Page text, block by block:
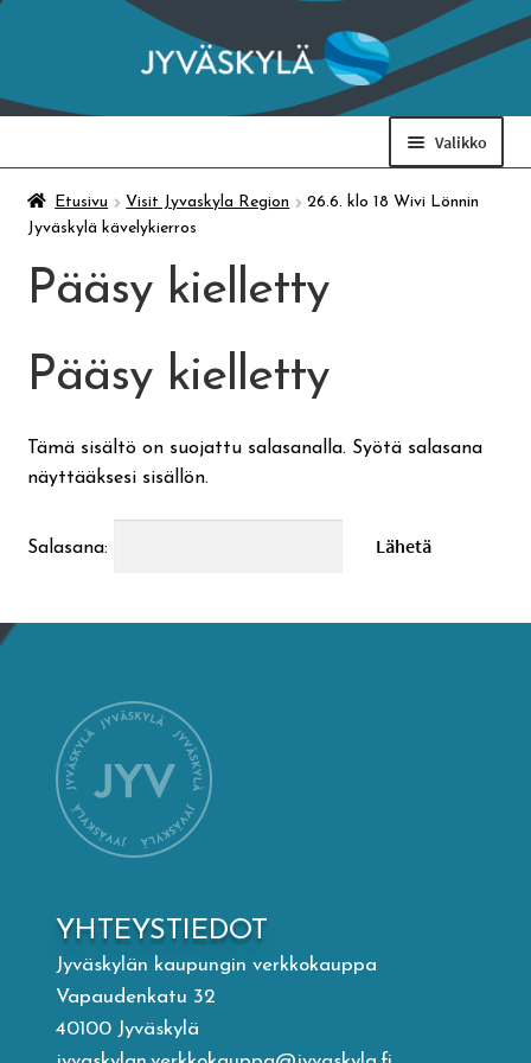
Siirry
navigointiin
Siirry
sisältöön
Valikko
Taidemuseo & Ratamo
Suomen käsityön museo
Ateria- ja välipalamaksut
Kirjasto
Visit Jyvaskyla Region
Valon Kaupunki
Lasten Lysti & LystiKylä-festivaali
Ohje
Etusivu Visit Jyvaskyla Region
26.6. klo 18 Wivi Lönnin
Jyväskylä kävelykierros
Pääsy kielletty
Pääsy kielletty
Tämä sisältö on suojattu salasanalla. Syötä salasana
näyttääksesi sisällön.
Salasana:
YHTEYSTIEDOT
Jyväskylän kaupungin verkkokauppa
Vapaudenkatu 32
40100 Jyväskylä